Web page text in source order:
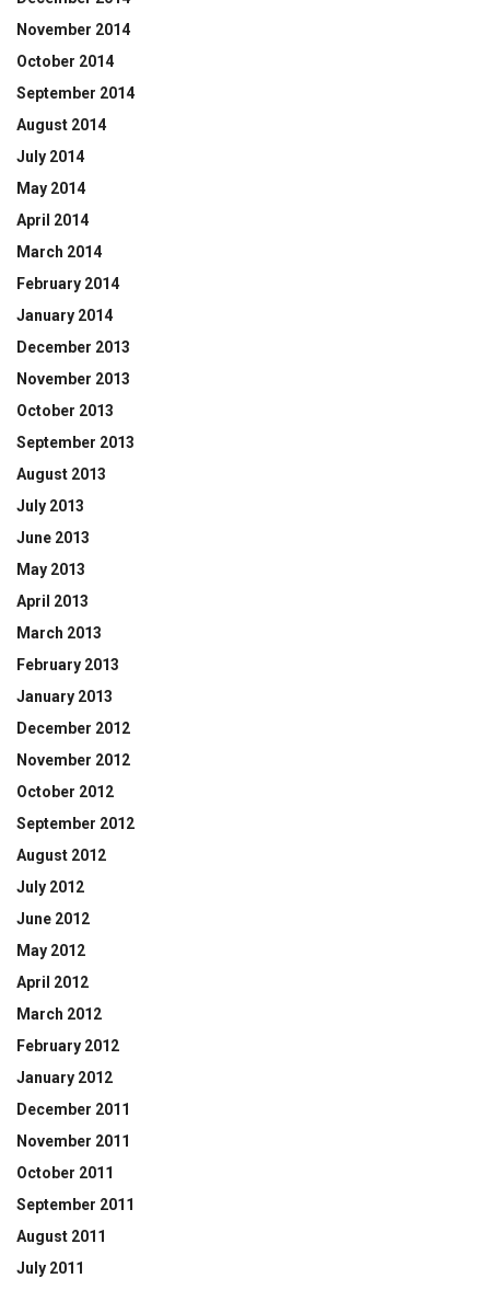
November 2014
October 2014
September 2014
August 2014
July 2014
May 2014
April 2014
March 2014
February 2014
January 2014
December 2013
November 2013
October 2013
September 2013
August 2013
July 2013
June 2013
May 2013
April 2013
March 2013
February 2013
January 2013
December 2012
November 2012
October 2012
September 2012
August 2012
July 2012
June 2012
May 2012
April 2012
March 2012
February 2012
January 2012
December 2011
November 2011
October 2011
September 2011
August 2011
July 2011